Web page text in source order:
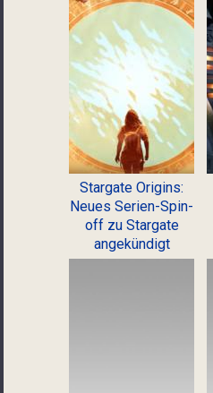
Stargate Origins:
Neues Serien-Spin-
off zu Stargate
angekündigt